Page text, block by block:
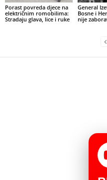
Porast povreda djece na
električnim romobilima:
Stradaju glava, lice i ruke
General
Bosne i
nije